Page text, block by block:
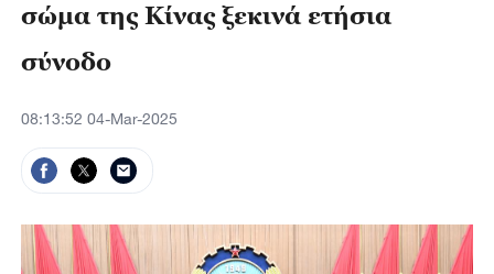
σώμα της Κίνας ξεκινά ετήσια
σύνοδο
08:13:52 04-Mar-2025